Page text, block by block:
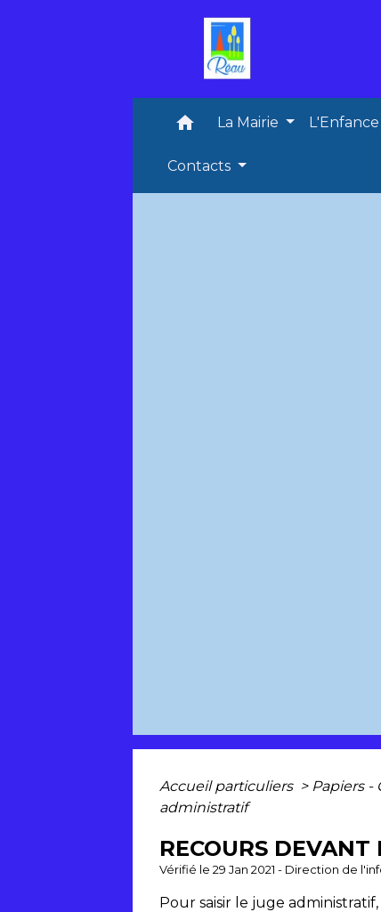
home La Mairie L'Enfance
Contacts
Accueil particuliers > Papiers -
administratif
RECOURS
Vérifié le 29 Jan 2021 - Direction de
Pour saisir le juge